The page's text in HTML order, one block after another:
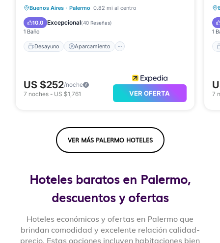
Buenos Aires · Palermo 0.82 mi al centro
10.0 Excepcional(40 Reseñas)
1 Baño
Desayuno Aparcamiento
Desayuno Aparcamiento
Balcón/Terraza
US $252/noche
7 noches - US $1,761 VER OFERTA
1
7
VER MÁS PALERMO HOTELES
Hoteles baratos en Palermo,
descuentos y ofertas
Hoteles económicos y ofertas en Palermo que
brindan comodidad y excelente relación calidad-
precio. Estas opciones incluyen habitaciones bien